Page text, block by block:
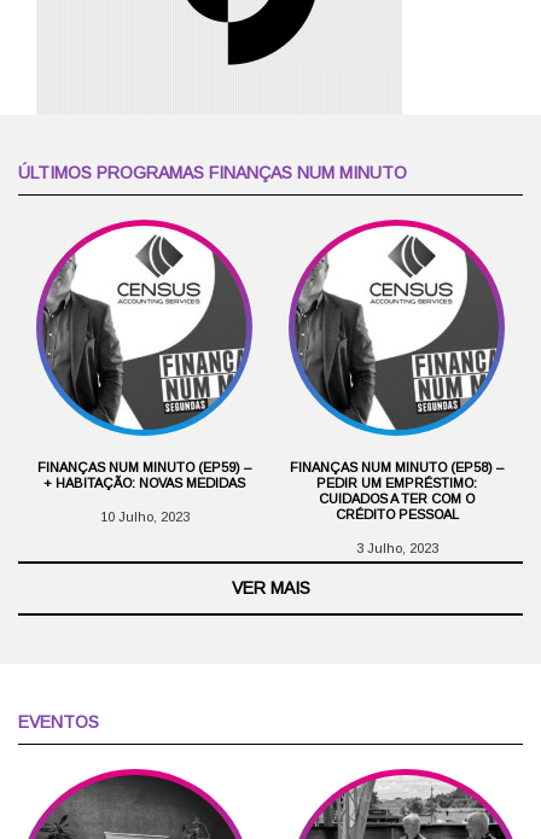
ÚLTIMOS PROGRAMAS FINANÇAS NUM MINUTO
FINANÇAS NUM MINUTO (EP59) –
+ HABITAÇÃO: NOVAS MEDIDAS
10 Julho, 2023
FINANÇAS NUM MINUTO (EP58) –
PEDIR UM EMPRÉSTIMO:
CUIDADOS A TER COM O
CRÉDITO PESSOAL
3 Julho, 2023
VER MAIS
EVENTOS